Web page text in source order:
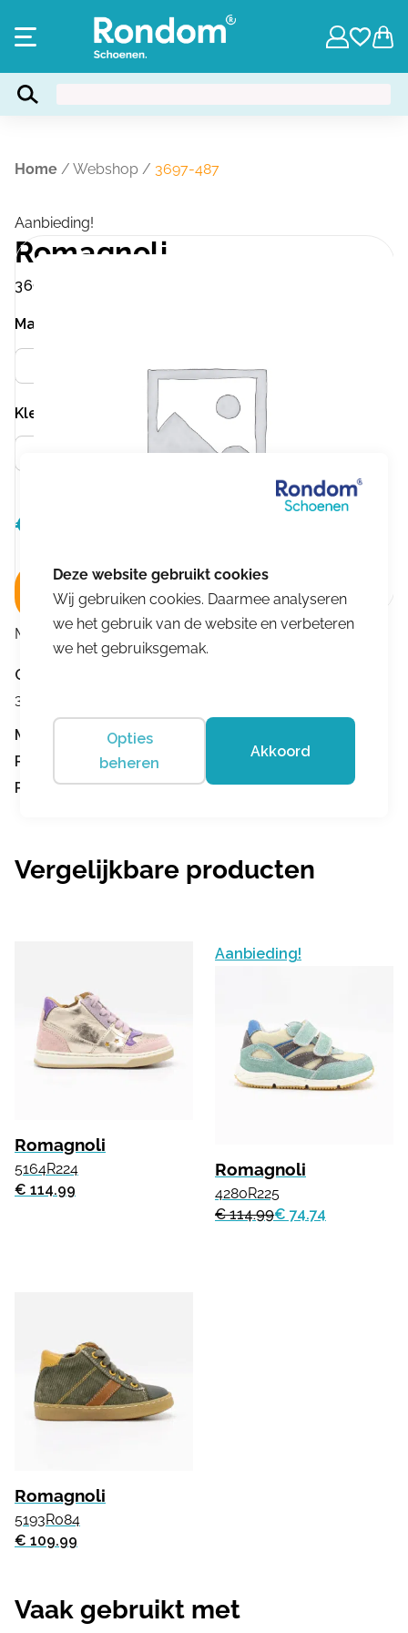
Home / Webshop / 3697-487
Aanbieding!
Romagnoli
3697-487
Kleur
Maat
€
was:
€109,95.
is:
€71,47.
In winkelwagen
Merk: Romagnoli
Omschrijving
3+ medium
Merk:
Romagnoli
Product nummer:1933
Product omschrijving:3697-487
Vergelijkbare producten
Romagnoli
5164R224
€ 114.99
Aanbieding!
Romagnoli
4280R225
€ 114.99€ 74.74
Romagnoli
5193R084
€ 109.99
Vaak gebruikt met
Wij gebruiken cookies. Daarmee analyseren
we het gebruik van de website en verbeteren
we het gebruiksgemak.
Opties
beheren
Akkoord